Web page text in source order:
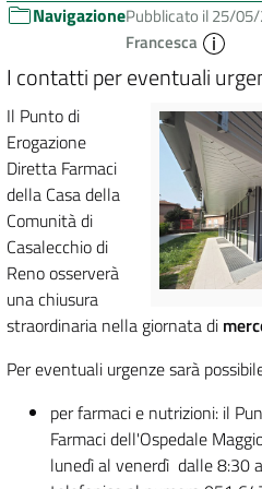
NavigazionePubblicato il 25/
Francesca
I contatti per eventuali
Il Punto di
Erogazione
Diretta Farmaci
della Casa della
Comunità di
Casalecchio di
Reno osserverà
una chiusura
straordinaria nella giornata di
Per eventuali urgenze sarà
per farmaci e nutrizioni: il
Farmaci dell'Ospedale
lunedì al venerdì dalle 8:30